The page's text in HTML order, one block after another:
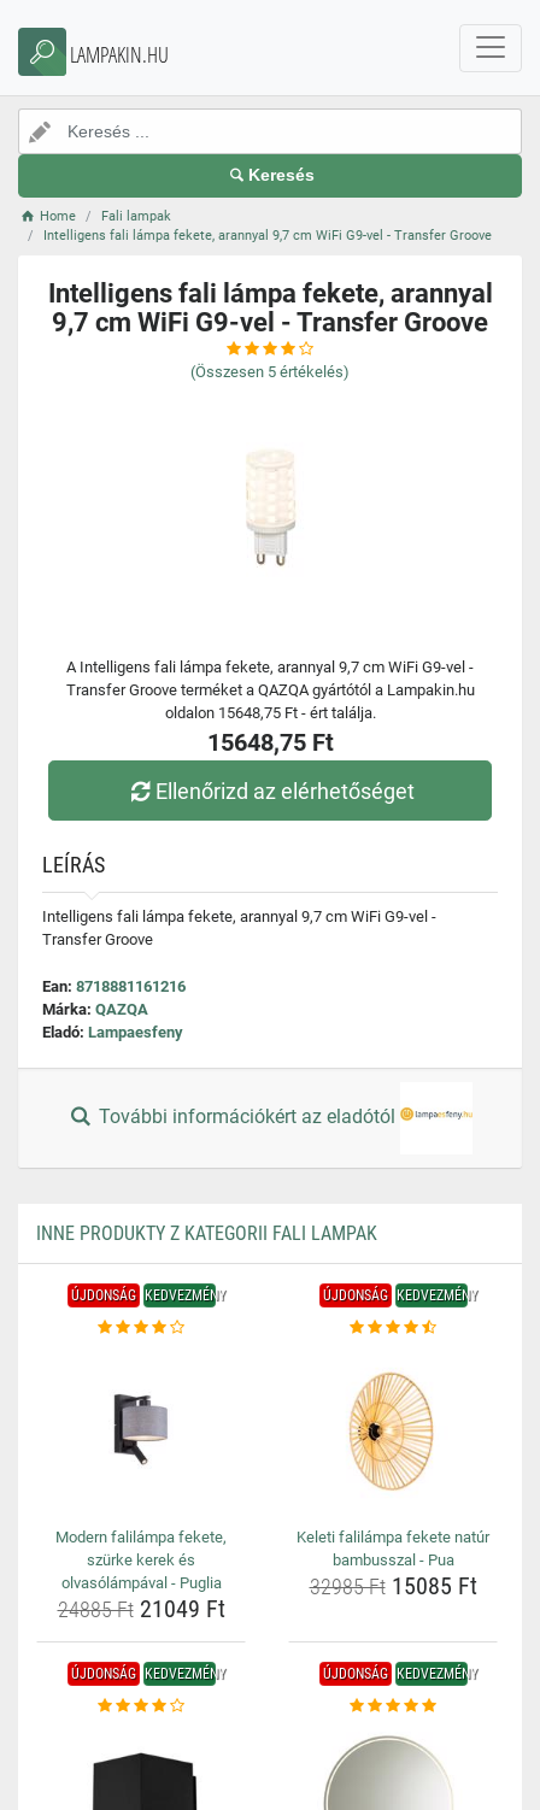
LAMPAKIN.HU
Keresés
Home
Fali lampak
Intelligens fali lámpa fekete, arannyal 9,7 cm WiFi G9-vel - Transfer Groove
Intelligens fali lámpa fekete, arannyal
9,7 cm WiFi G9-vel - Transfer Groove
(Összesen 5 értékelés)
A Intelligens fali lámpa fekete, arannyal 9,7 cm WiFi G9-vel -
Transfer Groove terméket a QAZQA gyártótól a Lampakin.hu
oldalon 15648,75 Ft - ért találja.
15648,75 Ft
Ellenőrizd az elérhetőséget
LEÍRÁS
Intelligens fali lámpa fekete, arannyal 9,7 cm WiFi G9-vel -
Transfer Groove
Ean: 8718881161216
Márka: QAZQA
Eladó: Lampaesfeny
További információkért az eladótól
INNE PRODUKTY Z KATEGORII FALI LAMPAK
ÚJDONSÁG KEDVEZMÉNY
Modern falilámpa fekete,
szürke kerek és
olvasólámpával - Puglia
24885 Ft21049 Ft
ÚJDONSÁG KEDVEZMÉNY
Keleti falilámpa fekete natúr
bambusszal - Pua
32985 Ft15085 Ft
ÚJDONSÁG KEDVEZMÉNY ÚJDONSÁG KEDVEZMÉNY